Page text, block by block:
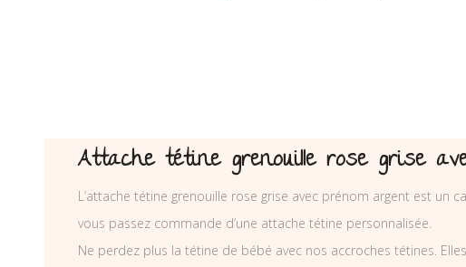
Attache tétine grenouille rose grise
L’attache tétine grenouille rose grise avec prénom argent est un
vous passez commande d’une attache tétine personnalisée.
Ne perdez plus la tétine de bébé avec nos accroches tétines.